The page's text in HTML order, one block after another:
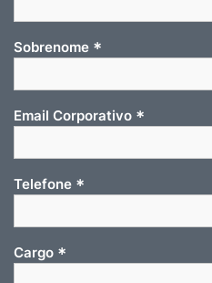
Sobrenome *
Email Corporativo *
Telefone *
Cargo *